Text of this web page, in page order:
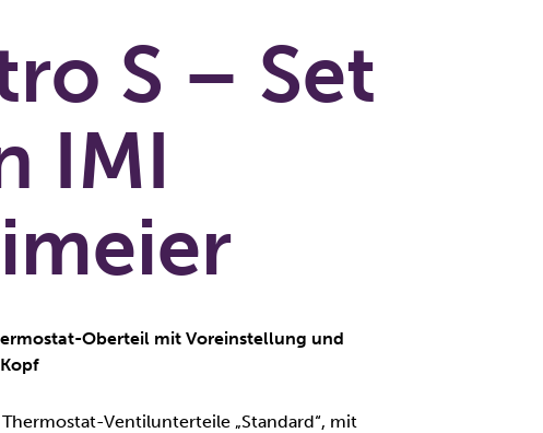
S – Set
IMI
Oberteil mit Voreinstellung und
Ventilunterteile „Standard“, mit